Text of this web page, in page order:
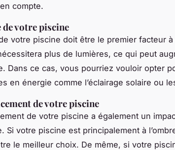
compte.
votre piscine
votre piscine doit être le premier facteur
plus de lumières, ce qui peut
Dans ce cas, vous pourriez vouloir opter
en énergie comme l’éclairage solaire ou
de votre piscine
de votre piscine a également un
Si votre piscine est principalement à
le meilleur choix. De même, si votre